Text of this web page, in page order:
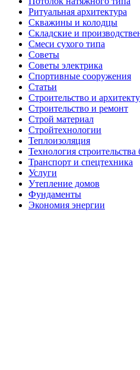
Ритуальная архитектура
Скважины и колодцы
Складские и
Смеси сухого типа
Советы
Советы электрика
Спортивные сооружения
Статьи
Строительство и
Строительство и ремонт
Строй материал
Стройтехнологии
Теплоизоляция
Технология
Транспорт и спецтехника
Услуги
Утепление домов
Фундаменты
Экономия энергии